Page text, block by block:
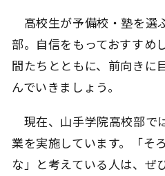
高校生が予備校・塾を選
部。自信をもっておすすめ
間たちとともに、前向きに
んでいきましょう。
現在、山手学院高校部で
業を実施しています。「そ
な」と考えている人は、ぜ